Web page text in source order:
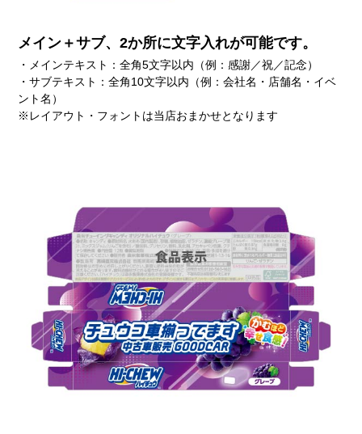
メイン＋サブ、2か所に文字入れが可能です。
・メインテキスト：全角5文字以内（例：感謝／祝／記念）
・サブテキスト：全角10文字以内（例：会社名・店舗名・イベ
ント名）
※レイアウト・フォントは当店おまかせとなります